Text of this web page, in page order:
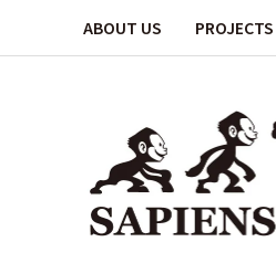
ABOUT US PROJECTS